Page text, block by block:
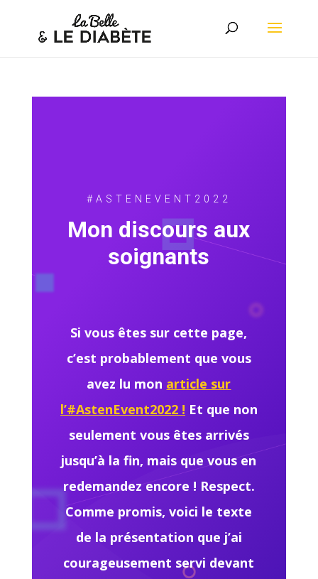
#ASTENEVENT2022
Mon discours aux
soignants
Si vous êtes sur cette page,
c’est probablement que vous
avez lu mon article sur
l’#AstenEvent2022 ! Et que non
seulement vous êtes arrivés
jusqu’à la fin, mais que vous en
redemandez encore ! Respect.
Comme promis, voici le texte
de la présentation que j’ai
courageusement servi devant